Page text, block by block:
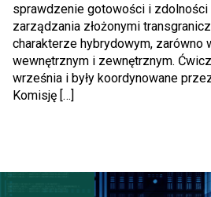
sprawdzenie gotowości i
zarządzania złożonymi
charakterze hybrydowym, zarówno
wewnętrznym i zewnętrznym.
września i były koordynowane
Komisję […]